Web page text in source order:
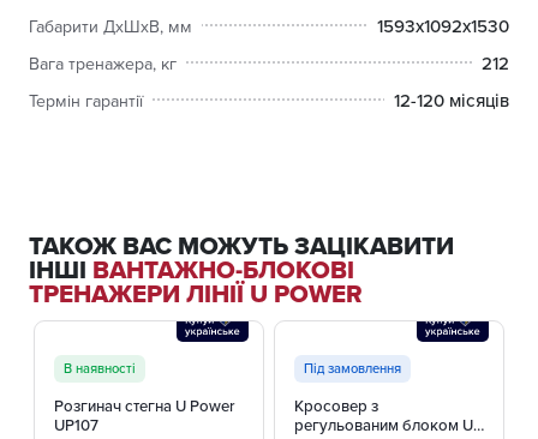
З тренажером UP108.1 Згинач стегна (лежачи) від Interatletika
ви легко досягнете бажаних результатів у розвитку сили та
естетики тіла. Крім того, компактні розміри дозволяють
ефективно використовувати простір у спортивних
Габарити ДхШхВ, мм 1593х1092х1530
Вага тренажера, кг 212
Термін гарантії 12-120 місяців
ТАКОЖ ВАС МОЖУТЬ ЗАЦІКАВИТИ
ІНШІ ВАНТАЖНО-БЛОКОВІ
ТРЕНАЖЕРИ ЛІНІЇ U POWER
В наявності
Розгинач стегна U Power
UP107
Під замовлення
Кросовер з
регульованим блоком U